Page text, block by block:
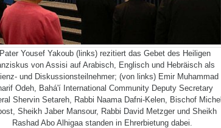
Yousef Yakoub (links) rezitiert das Gebet des Heiligen
von Assisi auf Arabisch, Englisch und Hebräisch als
und Diskussionsteilnehmer; (von links) Emir Muhammad
Odeh, Bahá'í International Community Deputy Secretary
Shervin Setareh, Rabbi Naama Dafni-Kelen, Bischof Michel
Sheikh Jaber Mansour, Rabbi David Metzger und Sheikh
Rashad Abo Alhigaa standen in Ehrerbietung dabei.